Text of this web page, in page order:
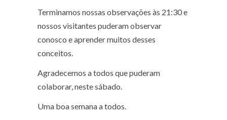
Terminamos nossas observações às 21:30 e
nossos visitantes puderam observar
conosco e aprender muitos desses
conceitos.
Agradecemos a todos que puderam
colaborar, neste sábado.
Uma boa semana a todos.